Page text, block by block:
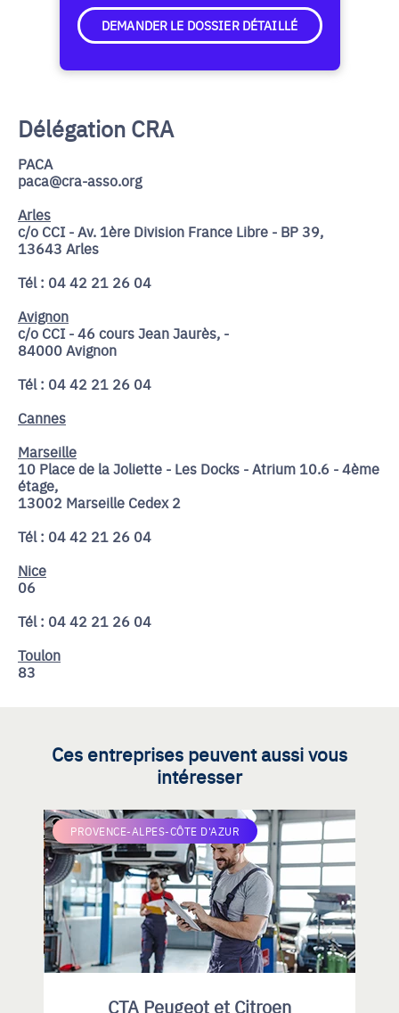
DEMANDER LE DOSSIER DÉTAILLÉ
Délégation CRA
PACA
paca@cra-asso.org
Arles
c/o CCI - Av. 1ère Division France Libre - BP 39,
13643 Arles
Tél : 04 42 21 26 04
Avignon
c/o CCI - 46 cours Jean Jaurès, -
84000 Avignon
Tél : 04 42 21 26 04
Cannes
Marseille
10 Place de la Joliette - Les Docks - Atrium 10.6 - 4ème
étage,
13002 Marseille Cedex 2
Tél : 04 42 21 26 04
Nice
06
Tél : 04 42 21 26 04
Toulon
83
Ces entreprises peuvent aussi vous
intéresser
PROVENCE-ALPES-CÔTE D'AZUR
CTA Peugeot et Citroen